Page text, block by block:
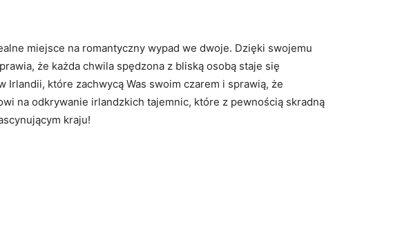
miejsce na romantyczny wypad we dwoje. Dzięki swojemu
że każda chwila spędzona z bliską osobą staje⁣ się
⁣które zachwycą Was swoim czarem i sprawią, że
na odkrywanie ⁢irlandzkich tajemnic, które z pewnością skradną
kraju!